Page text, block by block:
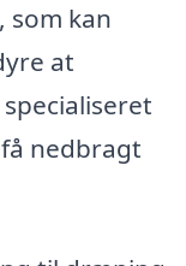
som kan
at
nedbragt